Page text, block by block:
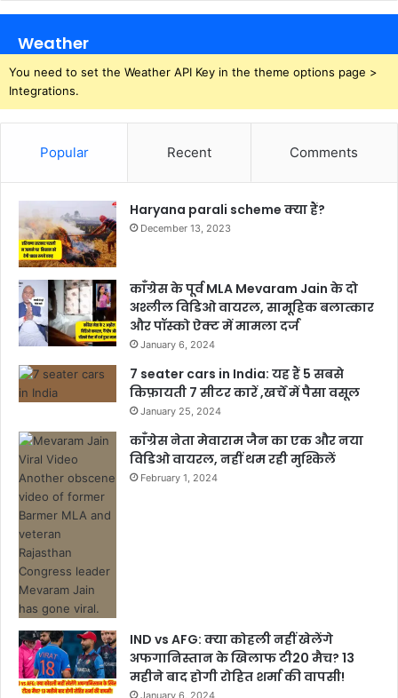
Weather
You need to set the Weather API Key in the theme options page >
Integrations.
Popular Recent Comments
Haryana parali scheme क्या हैं?
December 13, 2023
काँग्रेस के पूर्व MLA Mevaram Jain के दो
अश्लील विडिओ वायरल, सामूहिक बलात्कार
और पॉस्को ऐक्ट में मामला दर्ज
January 6, 2024
7 seater cars in India: यह हैं 5 सबसे
किफ़ायती 7 सीटर कारें ,खर्चें में पैसा वसूल
January 25, 2024
काँग्रेस नेता मेवाराम जैन का एक और नया
विडिओ वायरल, नहीं थम रही मुश्किलें
February 1, 2024
IND vs AFG: क्या कोहली नहीं खेलेंगे
अफगानिस्तान के खिलाफ टी20 मैच? 13
महीने बाद होगी रोहित शर्मा की वापसी!